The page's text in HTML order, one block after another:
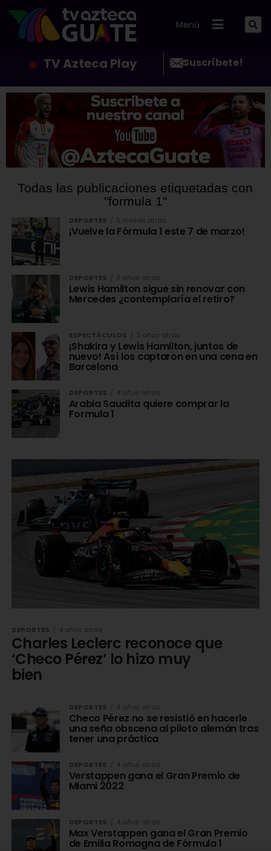
Menú
TV Azteca Play Suscríbete!
Todas las publicaciones etiquetadas con
"formula 1"
DEPORTES 5 meses atrás
¡Vuelve la Fórmula 1 este 7 de marzo!
DEPORTES 3 años atrás
Lewis Hamilton sigue sin renovar con
Mercedes ¿contemplaría el retiro?
ESPECTÁCULOS 3 años atrás
¡Shakira y Lewis Hamilton, juntos de
nuevo! Así los captaron en una cena en
Barcelona
DEPORTES 4 años atrás
Arabia Saudita quiere comprar la
Formula 1
DEPORTES 4 años atrás
Charles Leclerc reconoce que
‘Checo Pérez’ lo hizo muy
bien
DEPORTES 4 años atrás
Checo Pérez no se resistió en hacerle
una seña obscena al piloto alemán tras
tener una práctica
DEPORTES 4 años atrás
Verstappen gana el Gran Premio de
Miami 2022
DEPORTES 4 años atrás
Max Verstappen gana el Gran Premio
de Emilia Romagna de Fórmula 1